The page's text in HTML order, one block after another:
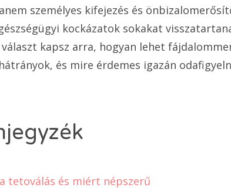
személyes kifejezés és
kockázatok sokakat
kapsz arra, hogyan lehet
és mire érdemes igazán
tetoválás és miért népszerű